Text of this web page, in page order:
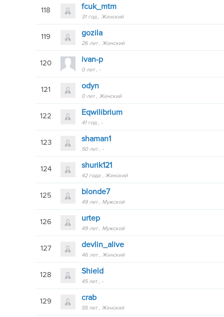
118 fcuk_mtm
31 год Женский
119 gozila
26 лет Женский
120 ivan-p
0 лет -
121 odyn
0 лет Женский
122 Eqwilibrium
41 год -
123 shaman1
50 лет -
124 shurik121
42 года Женский
125 blonde7
49 лет Мужской
126 urtep
49 лет Мужской
127 devlin_alive
46 лет Женский
128 Shield
45 лет -
129 crab
55 лет Женский